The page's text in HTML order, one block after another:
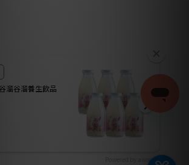
Powered by awoo.ai